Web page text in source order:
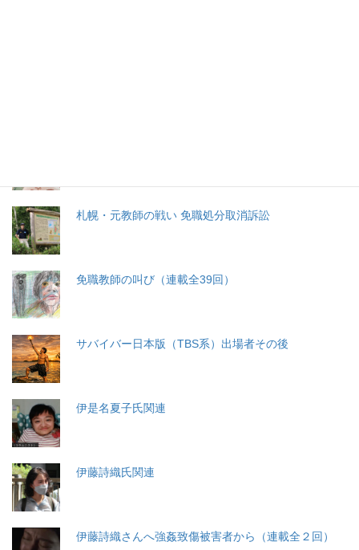
札幌・元教師の戦い 免職処分取消訴訟
免職教師の叫び（連載全39回）
サバイバー日本版（TBS系）出場者その後
伊是名夏子氏関連
伊藤詩織氏関連
伊藤詩織さんへ強姦致傷被害者から（連載全２回）